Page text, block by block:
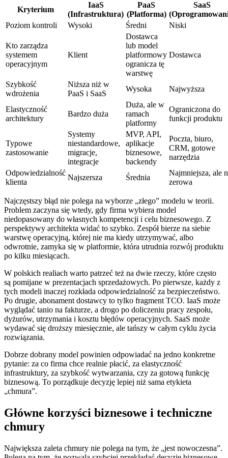
Kryterium
IaaS
(Infrastruktura)
PaaS
(Platforma)
SaaS
Poziom kontroli
Wysoki Średni Niski
Kto zarządza
systemem
operacyjnym
Klient
Dostawca
lub model
platformowy
ogranicza tę
warstwę
Dostawca
Szybkość
wdrożenia
Niższa niż w
PaaS i SaaS
Wysoka Najwyższa
Elastyczność
architektury
Bardzo duża
Duża, ale w
ramach
platformy
Ograniczona do
funkcji produktu
Typowe
zastosowanie
Systemy
niestandardowe,
migracje,
integracje
MVP, API,
aplikacje
biznesowe,
backendy
Poczta, biuro,
CRM, gotowe
narzędzia
Odpowiedzialność
klienta
Najszersza Średnia
Najmniejsza, ale
zerowa
Najczęstszy błąd nie polega na wyborze „złego” modelu w teorii.
Problem zaczyna się wtedy, gdy firma wybiera model
niedopasowany do własnych kompetencji i celu biznesowego. Z
perspektywy architekta widać to szybko. Zespół bierze na siebie
warstwę operacyjną, której nie ma kiedy utrzymywać, albo
odwrotnie, zamyka się w platformie, która utrudnia rozwój produktu
po kilku miesiącach.
W polskich realiach warto patrzeć też na dwie rzeczy, które często
są pomijane w prezentacjach sprzedażowych. Po pierwsze, każdy z
tych modeli inaczej rozkłada odpowiedzialność za bezpieczeństwo.
Po drugie, abonament dostawcy to tylko fragment TCO. IaaS może
wyglądać tanio na fakturze, a drogo po doliczeniu pracy zespołu,
dyżurów, utrzymania i kosztu błędów operacyjnych. SaaS może
wydawać się droższy miesięcznie, ale tańszy w całym cyklu życia
rozwiązania.
Dobrze dobrany model powinien odpowiadać na jedno konkretne
pytanie: za co firma chce realnie płacić, za elastyczność
infrastruktury, za szybkość wytwarzania, czy za gotową funkcję
biznesową. To porządkuje decyzję lepiej niż sama etykieta
„chmura”.
Główne korzyści biznesowe i techniczne
chmury
Największa zaleta chmury nie polega na tym, że „jest nowoczesna”.